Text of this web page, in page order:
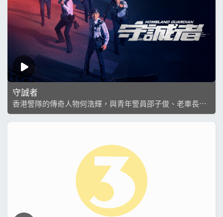
守誠者
香港警隊的傳奇人物何浩輝，與青年警員邵子俊、老車長趙
紹棠，三代警察面對外國勢力企圖狙擊香港金融的邪惡圖謀